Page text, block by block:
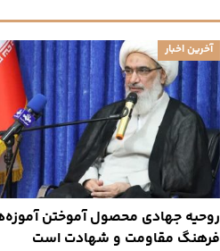
آخرین اخبار
روحیه جهادی محصول آموختن
فرهنگ مقاومت و شهادت است